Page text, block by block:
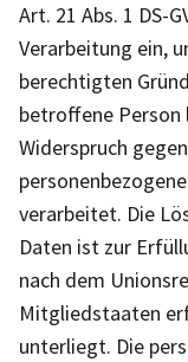
Art. 21 Abs. 1 DS-
Verarbeitung ein,
berechtigten
betroffene Person
Widerspruch
verarbeitet. Die
Daten ist zur
nach dem
Mitgliedstaaten
unterliegt. Die